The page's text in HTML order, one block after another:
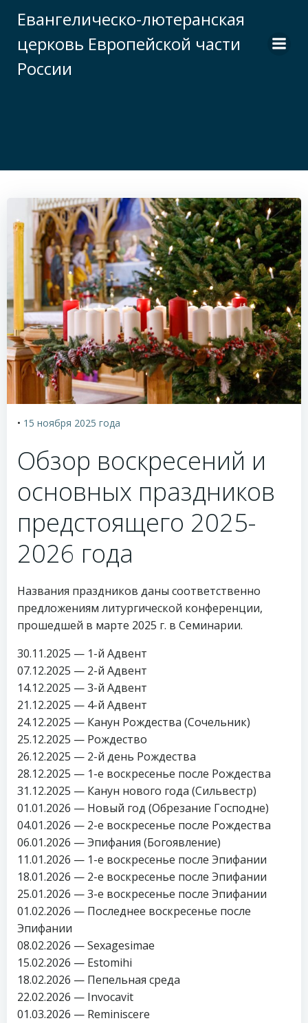
к
содержимому
Евангелическо-лютеранская
церковь Европейской части
России
• 15 ноября 2025 года
Обзор воскресений и
основных праздников
предстоящего 2025-
2026 года
Названия праздников даны соответственно
предложениям литургической конференции,
прошедшей в марте 2025 г. в Семинарии.
30.11.2025 — 1-й Адвент
07.12.2025 — 2-й Адвент
14.12.2025 — 3-й Адвент
21.12.2025 — 4-й Адвент
24.12.2025 — Канун Рождества (Сочельник)
25.12.2025 — Рождество
26.12.2025 — 2-й день Рождества
28.12.2025 — 1-е воскресенье после Рождества
31.12.2025 — Канун нового года (Сильвестр)
01.01.2026 — Новый год (Обрезание Господне)
04.01.2026 — 2-е воскресенье после Рождества
06.01.2026 — Эпифания (Богоявление)
11.01.2026 — 1-е воскресенье после Эпифании
18.01.2026 — 2-е воскресенье после Эпифании
25.01.2026 — 3-е воскресенье после Эпифании
01.02.2026 — Последнее воскресенье после
Эпифании
08.02.2026 — Sexagesimae
15.02.2026 — Estomihi
18.02.2026 — Пепельная среда
22.02.2026 — Invocavit
01.03.2026 — Reminiscere